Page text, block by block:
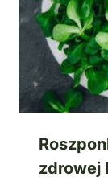
zdrowej